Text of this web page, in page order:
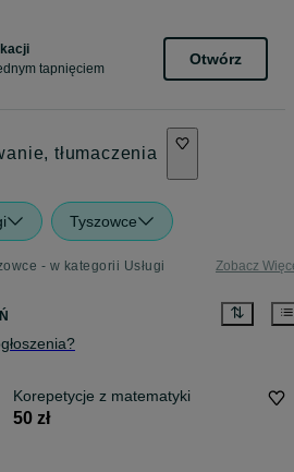
tapnięciem
Otwórz
tłumaczenia
Tyszowce
- w kategorii Usługi Zobacz
Korepetycje z matematyki
50 zł